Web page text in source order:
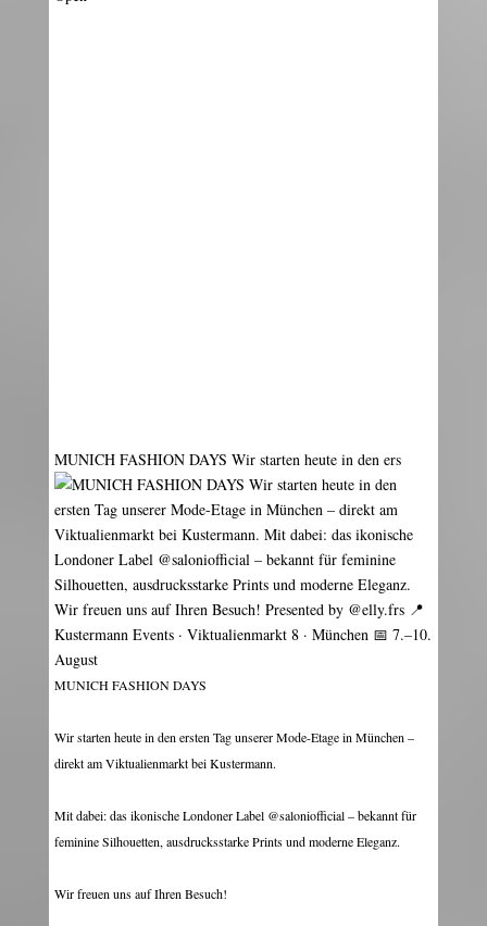
MUNICH FASHION DAYS Wir starten heute in den ers
MUNICH FASHION DAYS
Wir starten heute in den ersten Tag unserer Mode-Etage in München –
direkt am Viktualienmarkt bei Kustermann.
Mit dabei: das ikonische Londoner Label @saloniofficial – bekannt für
feminine Silhouetten, ausdrucksstarke Prints und moderne Eleganz.
Wir freuen uns auf Ihren Besuch!